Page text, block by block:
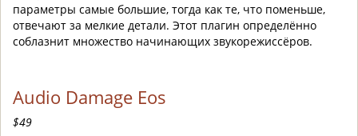
параметры самые большие, тогда как те, что поменьше,
отвечают за мелкие детали. Этот плагин определённо
соблазнит множество начинающих звукорежиссёров.
Audio Damage Eos
$49